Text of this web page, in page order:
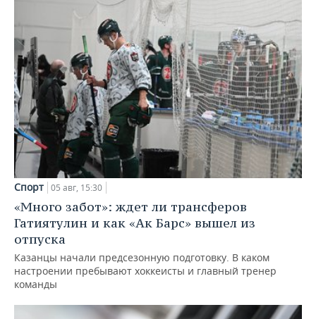
Спорт 05 авг, 15:30
«Много забот»: ждет ли трансферов
Гатиятулин и как «Ак Барс» вышел из
отпуска
Казанцы начали предсезонную подготовку. В каком
настроении пребывают хоккеисты и главный тренер
команды